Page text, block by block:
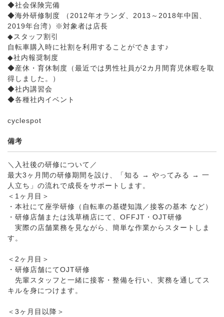
◆社会保険完備
◆海外研修制度 （2012年オランダ、2013～2018年中国、
2019年台湾）※対象者は店長
◆スタッフ割引
自転車購入時に社割を利用することができます♪
◆社内報奨制度
◆産休・育休制度（最近では男性社員が2カ月間育児休暇を取
得しました。）
◆社内講習会
◆各種社内イベント
cyclespot
備考
＼入社後の研修について／
最大3ヶ月間の研修期間を設け、「知る → やってみる → 一
人立ち」の流れで成長をサポートします。
＜1ヶ月目＞
・本社にて座学研修（自転車の基礎知識／接客の基本 など）
・研修店舗または浅草橋店にて、OFFJT・OJT研修
実際の店舗業務を見ながら、簡単な作業からスタートしま
す。
＜2ヶ月目＞
・研修店舗にてOJT研修
先輩スタッフと一緒に接客・整備を行い、実務を通してス
キルを身につけます。
＜3ヶ月目以降＞